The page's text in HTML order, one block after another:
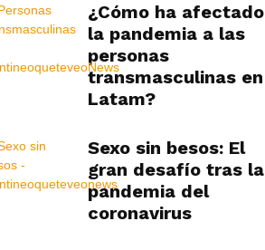
¿Cómo ha afectado
la pandemia a las
personas
transmasculinas en
Latam?
Sexo sin besos: El
gran desafío tras la
pandemia del
coronavirus